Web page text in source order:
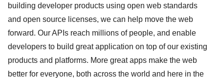
building developer products using open web standards
and open source licenses, we can help move the web
forward. Our APIs reach millions of people, and enable
developers to build great application on top of our existing
products and platforms. More great apps make the web
better for everyone, both across the world and here in the